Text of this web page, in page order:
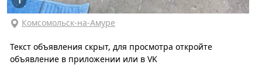
Комсомольск-на-Амуре
Текст объявления скрыт, для просмотра откройте
объявление в приложении или в VK